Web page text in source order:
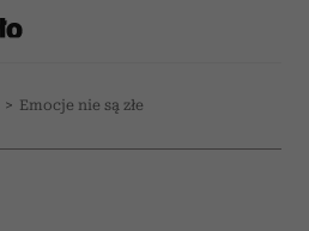
> Emocje nie są złe